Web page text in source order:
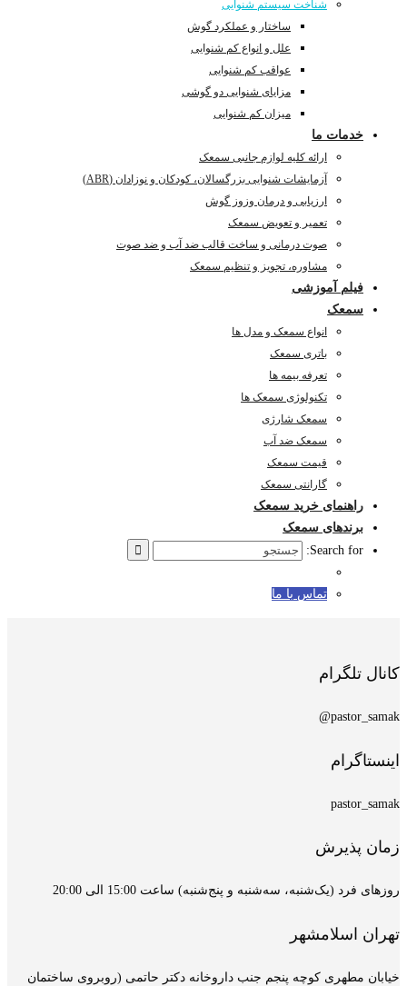
شناخت سیستم شنوایی
ساختار و عملکرد گوش
علل و انواع کم شنوایی
عواقب کم شنوایی
مزایای شنوایی دو گوشی
میزان کم شنوایی
خدمات ما
ارائه کلیه لوازم جانبی سمعک
آزمایشات شنوایی بزرگسالان، کودکان و نوزادان (ABR)
ارزیابی و درمان وزوز گوش
تعمیر و تعویض سمعک
صوت درمانی و ساخت قالب ضد آب و ضد صوت
مشاوره، تجویز و تنظیم سمعک
فیلم آموزشی
سمعک
انواع سمعک و مدل ها
باتری سمعک
تعرفه بیمه ها
تکنولوژی سمعک ها
سمعک شارژی
سمعک ضد آب
قیمت سمعک
گارانتی سمعک
راهنمای خرید سمعک
برندهای سمعک
Search for:
تماس با ما
کانال تلگرام
pastor_samak@
اینستاگرام
pastor_samak
زمان پذیرش
روزهای فرد (یک‌شنبه، سه‌شنبه و پنج‌شنبه) ساعت 15:00 الی 20:00
تهران اسلامشهر
خیابان مطهری کوچه پنجم جنب داروخانه دکتر حاتمی (روبروی ساختمان